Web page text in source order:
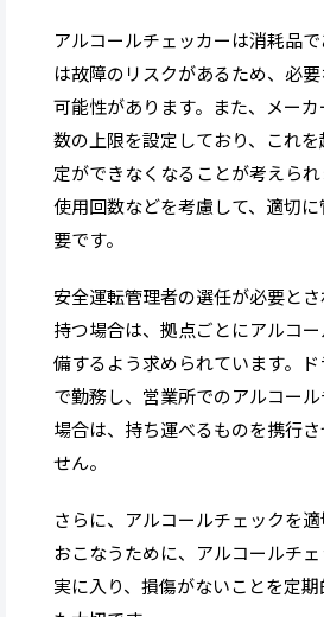
アルコールチェッカーは消耗品
は故障のリスクがあるため、必
可能性があります。また、メー
数の上限を設定しており、これ
定ができなくなることが考えら
使用回数などを考慮して、適切
要です。
安全運転管理者の選任が必要と
持つ場合は、拠点ごとにアルコ
備するよう求められています。
で勤務し、営業所でのアルコー
場合は、持ち運べるものを携行
せん。
さらに、アルコールチェックを
おこなうために、アルコールチ
実に入り、損傷がないことを定